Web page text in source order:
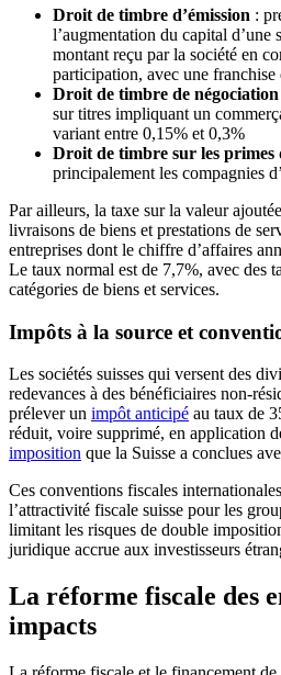
Droit de timbre d’émission :
l’augmentation du capital d’une
montant reçu par la société en
participation, avec une
Droit de timbre de négociation
sur titres impliquant un
variant entre 0,15% et 0,3%
Droit de timbre sur les primes
principalement les compagnies
Par ailleurs, la taxe sur la valeur
livraisons de biens et prestations de
entreprises dont le chiffre d’affaires
Le taux normal est de 7,7%, avec des
catégories de biens et services.
Impôts à la source et
Les sociétés suisses qui versent des
redevances à des bénéficiaires non-
prélever un impôt anticipé au taux de
réduit, voire supprimé, en application
imposition que la Suisse a conclues
Ces conventions fiscales
l’attractivité fiscale suisse pour les
limitant les risques de double
juridique accrue aux investisseurs
La réforme fiscale des
impacts